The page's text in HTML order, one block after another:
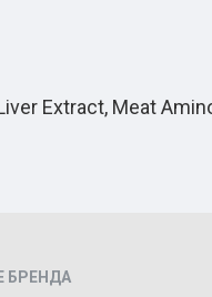
Extract, Meat
БРЕНДА